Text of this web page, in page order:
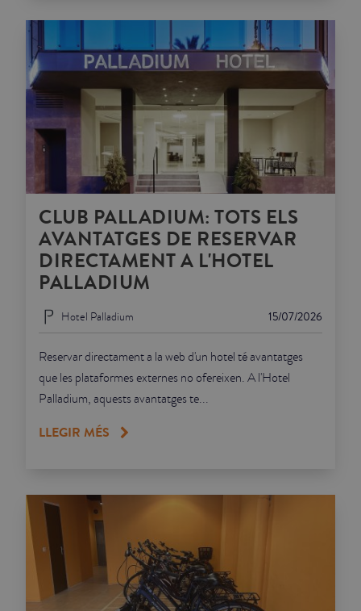
CLUB PALLADIUM: TOTS ELS
AVANTATGES DE RESERVAR
DIRECTAMENT A L'HOTEL
PALLADIUM
15/07/2026
Hotel Palladium
Reservar directament a la web d'un hotel té avantatges
que les plataformes externes no ofereixen. A l'Hotel
Palladium, aquests avantatges te...
LLEGIR MÉS